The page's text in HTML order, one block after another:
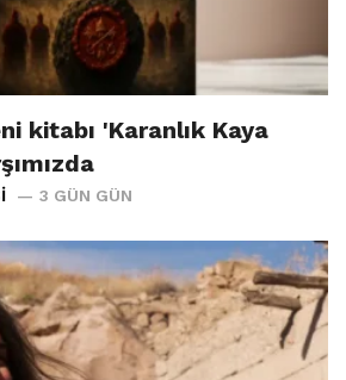
kitabı 'Karanlık Kaya
3 GÜN GÜN